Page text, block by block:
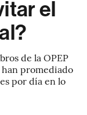
el
de la OPEP
promediado
por día en lo